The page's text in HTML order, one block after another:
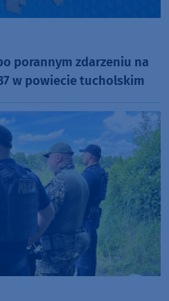
porannym zdarzeniu na
w powiecie tucholskim